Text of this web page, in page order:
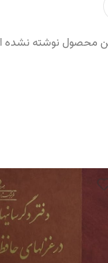
محصول نوشته